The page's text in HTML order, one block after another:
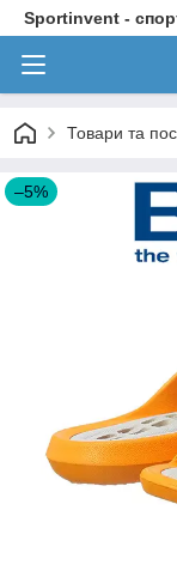
Sportinvent -
Товари та
–5%